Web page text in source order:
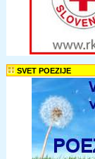
SVET POEZIJE